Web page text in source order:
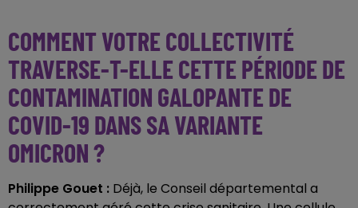
COMMENT VOTRE COLLECTIVITÉ
TRAVERSE-T-ELLE CETTE PÉRIODE DE
CONTAMINATION GALOPANTE DE
COVID-19 DANS SA VARIANTE
OMICRON ?
Philippe Gouet : Déjà, le Conseil départemental a